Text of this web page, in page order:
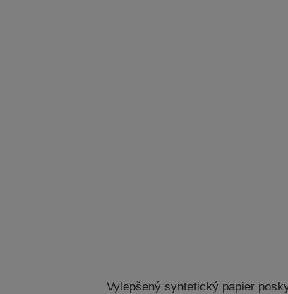
Vylepšený syntetický papier